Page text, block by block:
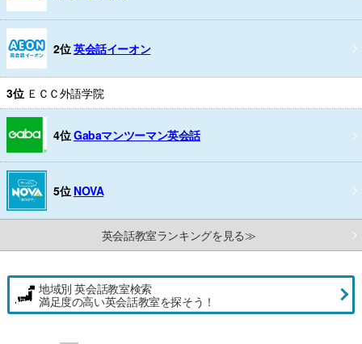
2位英会話イーオン
3位 ＥＣＣ外語学院
4位Gabaマンツーマン英会話
5位 NOVA
英会話教室ランキングを見る≫
地域別 英会話教室検索
満足度の高い英会話教室を探そう！